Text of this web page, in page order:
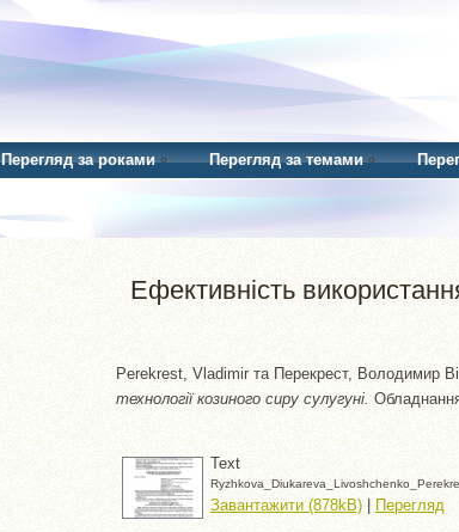
Перегляд за роками Перегляд за темами
Ефективність
Perekrest, Vladimirта Перекрест, Володимир
технології козиного сиру сулугуні.
Text
Завантажити (878kB) | Перегляд